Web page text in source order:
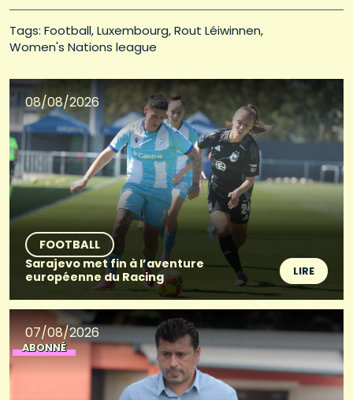
Tags: Football Luxembourg Rout Léiwinnen
Women's Nations league
08/08/2026
FOOTBALL
Sarajevo met fin à l’aventure
européenne du Racing
LIRE
07/08/2026
ABONNÉ